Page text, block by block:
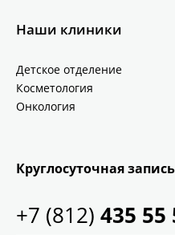
Наши клиники
Детское отделение
Косметология
Онкология
Круглосуточная запись
+7 (812) 435 55